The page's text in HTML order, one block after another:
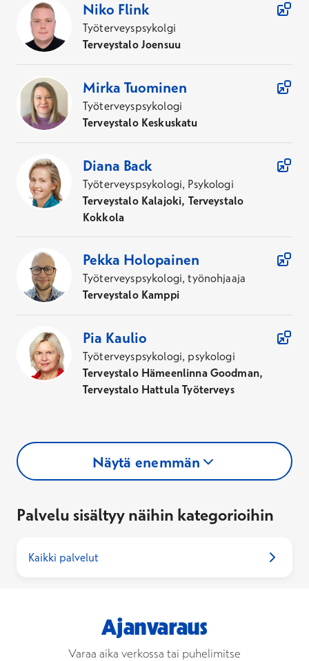
Niko Flink
Työterveyspsykolgi
Terveystalo Joensuu
Mirka Tuominen
Työterveyspsykologi
Terveystalo Keskuskatu
Diana Back
Työterveyspsykologi, Psykologi
Terveystalo Kalajoki, Terveystalo
Kokkola
Pekka Holopainen
Työterveyspsykologi, työnohjaaja
Terveystalo Kamppi
Pia Kaulio
Työterveyspsykologi, psykologi
Terveystalo Hämeenlinna Goodman,
Terveystalo Hattula Työterveys
Näytä enemmän
Palvelu sisältyy näihin kategorioihin
Kaikki palvelut
Ajanvaraus
Varaa aika verkossa tai puhelimitse